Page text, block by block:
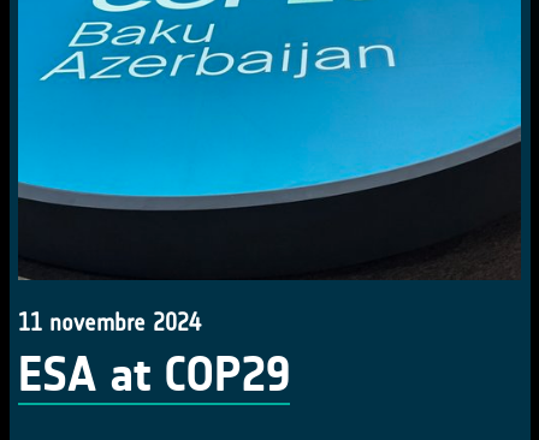
11 novembre 2024
ESA at COP29